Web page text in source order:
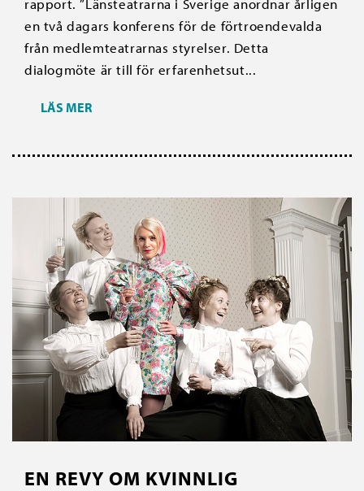
rapport. ”Länsteatrarna i Sverige anordnar årligen
en två dagars konferens för de förtroendevalda
från medlemteatrarnas styrelser. Detta
dialogmöte är till för erfarenhetsut...
LÄS MER
EN REVY OM KVINNLIG